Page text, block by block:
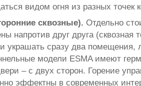
видом огня из разных точек
сквозные). Отдельно
напротив друг друга
украшать сразу два
модели ESMA имеют
– с двух сторон. Горение
эффектны в современных